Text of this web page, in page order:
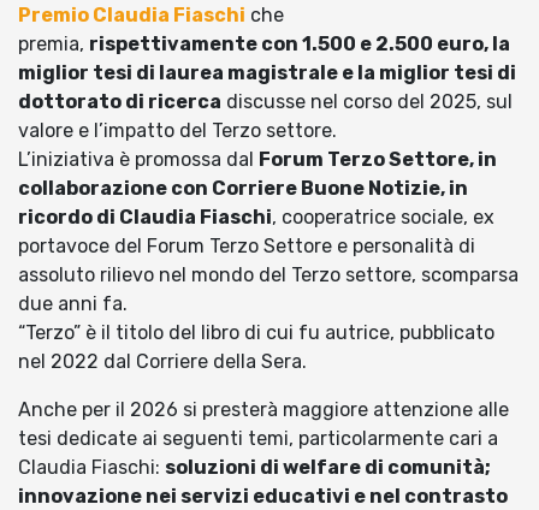
Premio Claudia Fiaschi che
premia, rispettivamente con 1.500 e 2.500 euro, la
miglior tesi di laurea magistrale e la miglior tesi di
dottorato di ricerca discusse nel corso del 2025, sul
valore e l’impatto del Terzo settore.
L’iniziativa è promossa dal
Forum Terzo Settore, in
collaborazione con Corriere Buone Notizie, in
ricordo di Claudia Fiaschi, cooperatrice sociale, ex
portavoce del Forum Terzo Settore e personalità di
assoluto rilievo nel mondo del Terzo settore, scomparsa
due anni fa.
“Terzo” è il titolo del libro di cui fu autrice, pubblicato
nel 2022 dal Corriere della Sera.
Anche per il 2026 si presterà maggiore attenzione alle
tesi dedicate ai seguenti temi, particolarmente cari a
Claudia Fiaschi: soluzioni di welfare di comunità;
innovazione nei servizi educativi e nel contrasto